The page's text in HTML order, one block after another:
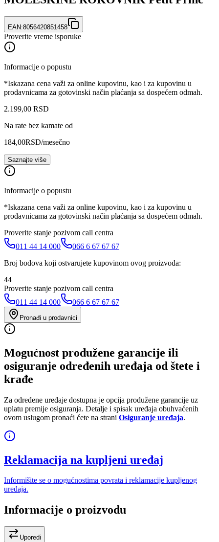
EAN:8056420851458
Proverite vreme isporuke
Informacije o popustu
*Iskazana cena važi za online kupovinu, kao i za kupovinu u
prodavnicama za gotovinski način plaćanja sa dospećem odmah.
2.199,00 RSD
Na rate bez kamate od
184,00RSD/mesečno
Saznajte više
Informacije o popustu
*Iskazana cena važi za online kupovinu, kao i za kupovinu u
prodavnicama za gotovinski način plaćanja sa dospećem odmah.
Proverite stanje pozivom call centra
011 44 14 000
066 6 67 67 67
Broj bodova koji ostvarujete kupovinom ovog proizvoda:
44
Proverite stanje pozivom call centra
011 44 14 000
066 6 67 67 67
Pronađi u prodavnici
Mogućnost produžene garancije ili
osiguranje određenih uređaja od štete i
krađe
Za određene uređaje dostupna je opcija produžene garancije uz
uplatu premije osiguranja. Detalje i spisak uređaja obuhvaćenih
ovom uslugom pronaći ćete na strani Osiguranje uređaja.
Reklamacija na kupljeni uređaj
Informišite se o mogućnostima povrata i reklamacije kupljenog
uređaja.
Informacije o proizvodu
Uporedi